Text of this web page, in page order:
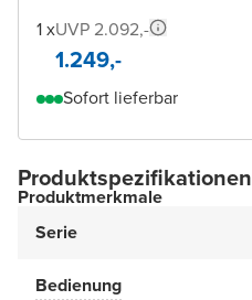
1 xUVP 2.092,-
1.249,-
Sofort lieferbar
Produktspezifikationen
Produktmerkmale
Serie
Bedienung